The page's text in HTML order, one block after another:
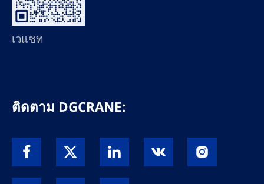
เวแชท
ติดตาม DGCRANE: